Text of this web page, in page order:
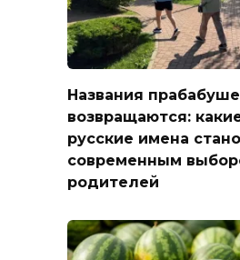
Названия
возвращаются:
русские имена
современным
родителей